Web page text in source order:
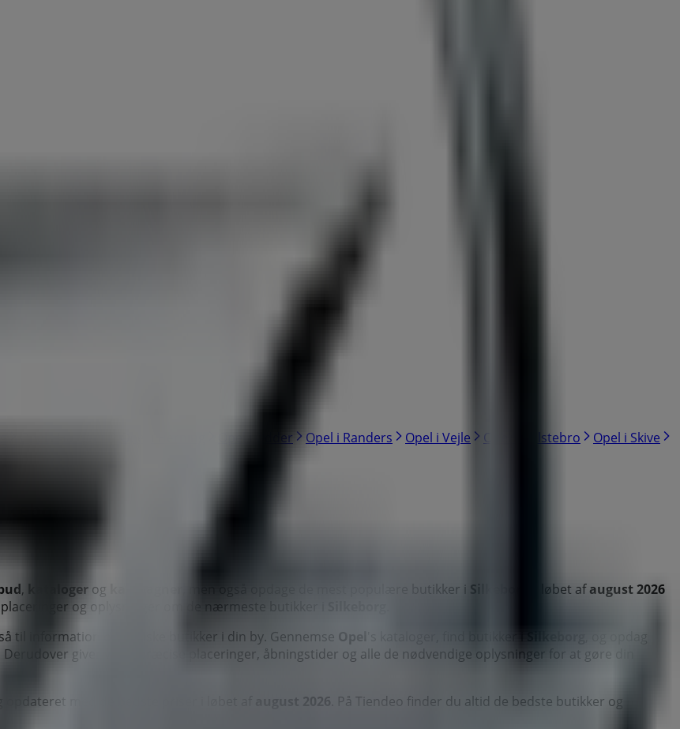
Opel i Odder Opel i Randers Opel i Vejle Opel i Holstebro
Opel i Skive
, kataloger og , men også opdage de mest populære butikker i Silkeborg . I løbet afaugust 2026
og oplysninger om de nærmeste butikker i
til information om fysiske butikker i din by. Gennemse Opel
Derudover giver vi dig præcise placeringer, åbningstider og alle de nødvendige oplysninger for at gøre din
opdateret med de bedste priser i løbet af august 2026 . På Tiendeo finder du altid de bedste butikker og